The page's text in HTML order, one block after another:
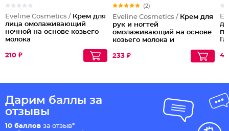
Eveline Cosmetics / Крем для
лица омолаживающий
ночной на основе козьего
молока
210 ₽
(2)
Eveline Cosmetics / Крем для
рук и ногтей
омолаживающий на основе
козьего молока и
233 ₽
Дарим баллы за
отзывы
10 баллов за отзыв*